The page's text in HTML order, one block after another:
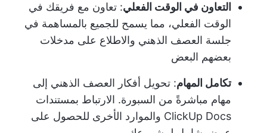
التعاون في الوقت الفعلي: تعاون مع فريقك في
الوقت الفعلي، مما يسمح للجميع بالمساهمة في
جلسة العصف الذهني والاطلاع على مدخلات
بعضهم البعض
تكامل المهام: تحويل أفكار العصف الذهني إلى
مهام مباشرةً من السبورة. الارتباط بمستندات
ClickUp Docs والموارد الأخرى للحصول على